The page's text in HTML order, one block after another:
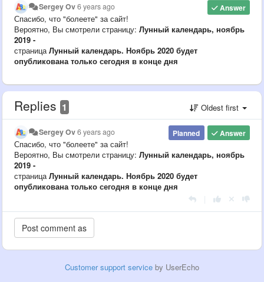
Answer
Sergey Ov6 years ago
Спасибо, что "болеете" за сайт!
Вероятно, Вы смотрели страницу: Лунный календарь, ноябрь
2019 -
страница Лунный календарь. Ноябрь 2020 будет
опубликована только сегодня в конце дня
Replies 1 Oldest first
Answer
Planned
Sergey Ov6 years ago
Спасибо, что "болеете" за сайт!
Вероятно, Вы смотрели страницу: Лунный календарь, ноябрь
2019 -
страница Лунный календарь. Ноябрь 2020 будет
опубликована только сегодня в конце дня
Customer support service by UserEcho